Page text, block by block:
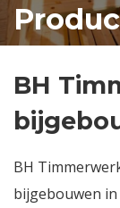
BH
BH
bijgebouwen